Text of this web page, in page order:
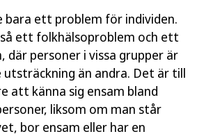
bara ett problem för individen.
ett folkhälsoproblem och ett
där personer i vissa grupper är
utsträckning än andra. Det är till
att känna sig ensam bland
liksom om man står
bor ensam eller har en